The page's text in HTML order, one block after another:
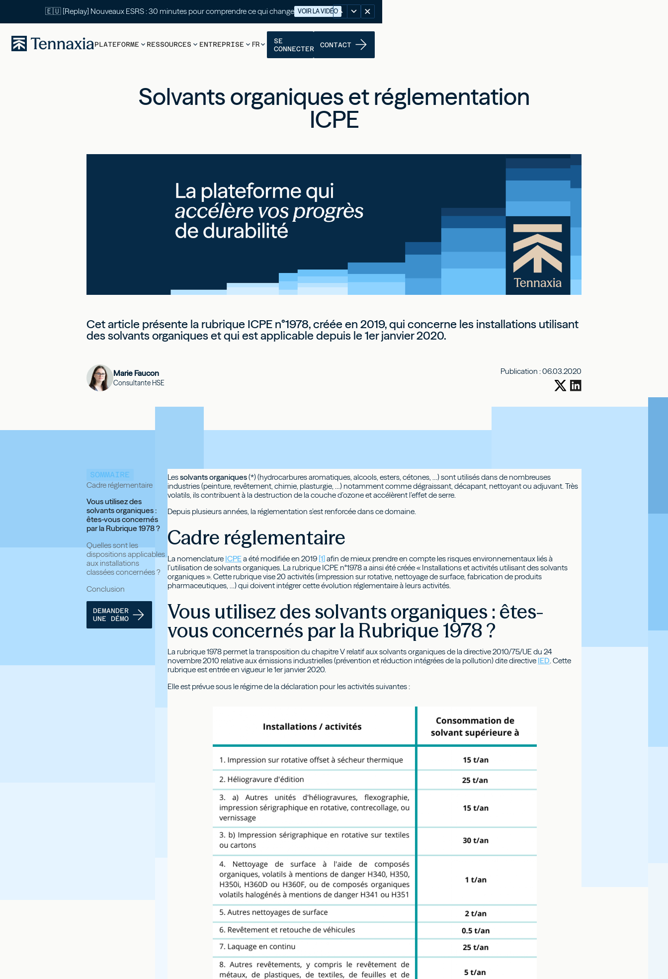
🇪🇺 [Replay] Nouveaux ESRS : 30 minutes pour comprendre ce qui change VOIR LA VIDÉO
PLATEFORME RESSOURCES ENTREPRISE FR
SE
CONNECTER
CONTACT
Solvants organiques et réglementation
ICPE
Cet article présente la rubrique ICPE n°1978, créée en 2019, qui concerne les installations utilisant
des solvants organiques et qui est applicable depuis le 1er janvier 2020.
Marie Faucon
Consultante HSE
Publication :06.03.2020
SOMMAIRE
Cadre réglementaire
Vous utilisez des
solvants organiques :
êtes-vous concernés
par la Rubrique 1978 ?
Quelles sont les
dispositions applicables
aux installations
classées concernées ?
Conclusion
DEMANDER
UNE DÉMO
Lessolvants organiques(*) (hydrocarbures aromatiques, alcools, esters, cétones, …) sont utilisés dans de nombreuses
industries (peinture, revêtement, chimie, plasturgie, …) notamment comme dégraissant, décapant, nettoyant ou adjuvant. Très
volatils, ils contribuent à la destruction de la couche d’ozone et accélèrent l’effet de serre.
Depuis plusieurs années, la réglementation s’est renforcée dans ce domaine.
Cadre réglementaire
La nomenclature ICPEa été modifiée en 2019 [1] afin de mieux prendre en compte les risques environnementaux liés à
l’utilisation de solvants organiques. La rubrique ICPE n°1978 a ainsi été créée « Installations et activités utilisant des solvants
organiques ». Cette rubrique vise 20 activités (impression sur rotative, nettoyage de surface, fabrication de produits
pharmaceutiques, …) qui doivent intégrer cette évolution réglementaire à leurs activités.
Vous utilisez des solvants organiques : êtes-
vous concernés par la Rubrique 1978 ?
La rubrique 1978 permet la transposition du chapitre V relatif aux solvants organiques de la directive 2010/75/UE du 24
novembre 2010 relative aux émissions industrielles (prévention et réduction intégrées de la pollution) dite directive IED. Cette
rubrique est entrée en vigueur le 1er janvier 2020.
Elle est prévue sous le régime de la déclaration pour les activités suivantes :